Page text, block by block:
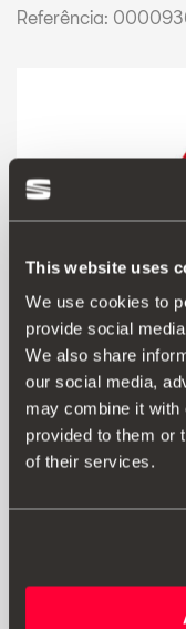
This website uses
We use cookies to
provide social
We also share
our social media,
may combine it with
provided to them or
of their services.
Referência:
triângulo refletor